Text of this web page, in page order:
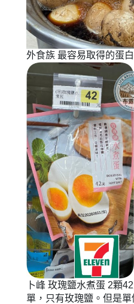
外食族 最容易取得的蛋
卜峰 玫瑰鹽水煮蛋 2顆
單，只有玫瑰鹽。但是單